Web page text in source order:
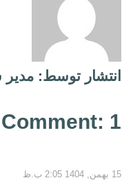
انتشار توسط:
Comment: 1
15 بهمن, 1404 2:05 ب.ظ